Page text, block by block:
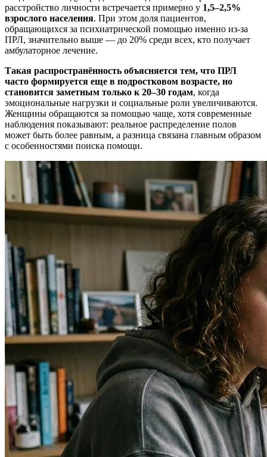
расстройство личности встречается примерно у 1,5–2,5%
взрослого населения. При этом доля пациентов,
обращающихся за психиатрической помощью именно из-за
ПРЛ, значительно выше — до 20% среди всех, кто получает
амбулаторное лечение.
Такая распространённость объясняется тем, что ПРЛ
часто формируется еще в подростковом возрасте, но
становится заметным только к 20–30 годам, когда
эмоциональные нагрузки и социальные роли увеличиваются.
Женщины обращаются за помощью чаще, хотя современные
наблюдения показывают: реальное распределение полов
может быть более равным, а разница связана главным образом
с особенностями поиска помощи.